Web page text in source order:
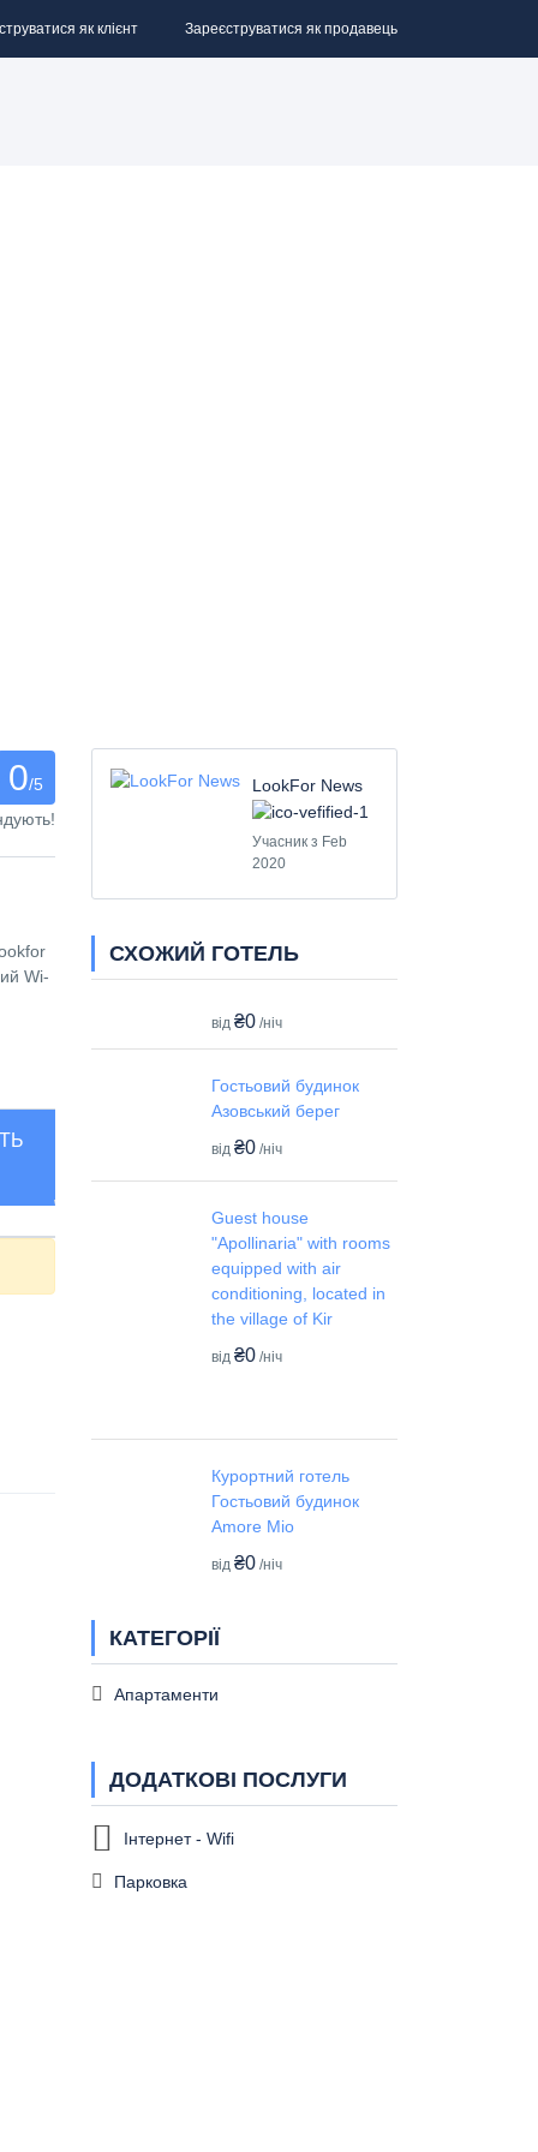
як клієнт Зареєструватися як продавець
0/5
Wi-
LookFor News
Учасник з Feb
2020
СХОЖИЙ ГОТЕЛЬ
від ₴0 /ніч
Гостьовий будинок
Азовський берег
від ₴0 /ніч
Guest house
"Apollinaria" with rooms
equipped with air
conditioning, located in
the village of Kir
від ₴0 /ніч
Курортний готель
Гостьовий будинок
Amore Mio
від ₴0 /ніч
КАТЕГОРІЇ
Апартаменти
ДОДАТКОВІ ПОСЛУГИ
Інтернет - Wifi
Парковка